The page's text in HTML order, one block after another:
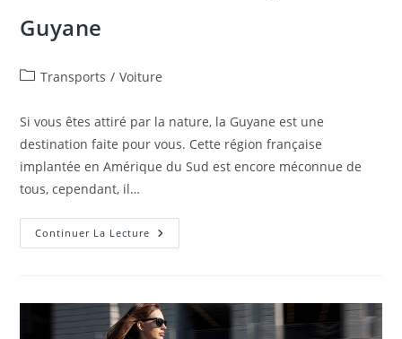
Guyane
PostTransports / Voiture
Si vous êtes attiré par la nature, la Guyane est une
destination faite pour vous. Cette région française
implantée en Amérique du Sud est encore méconnue de
tous, cependant, il…
Continuer La Lecture Le
Bon
Voiture
Lors
De